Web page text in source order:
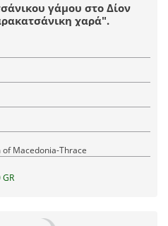
γάμου στο Δίον
χαρά".
Macedonia-Thrace